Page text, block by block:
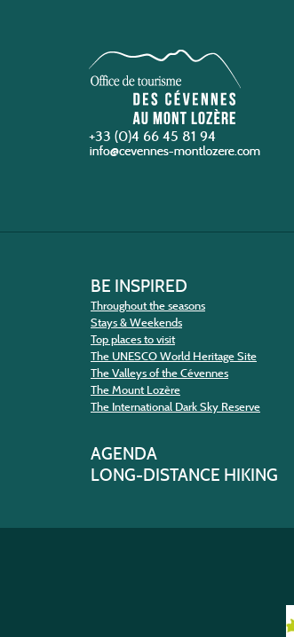
+33 (0)4 66 45 81 94
BE INSPIRED
Throughout the seasons
Stays & Weekends
Top places to visit
The UNESCO World Heritage Site
The Valleys of the Cévennes
The Mount Lozère
The International Dark Sky Reserve
AGENDA
LONG-DISTANCE HIKING